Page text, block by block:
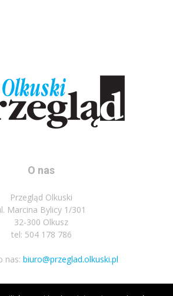
O nas
Przegląd Olkuski
Marcina Bylicy 1/301
32-300 Olkusz
tel: 504 178 786
nas: biuro@przeglad.olkuski.pl